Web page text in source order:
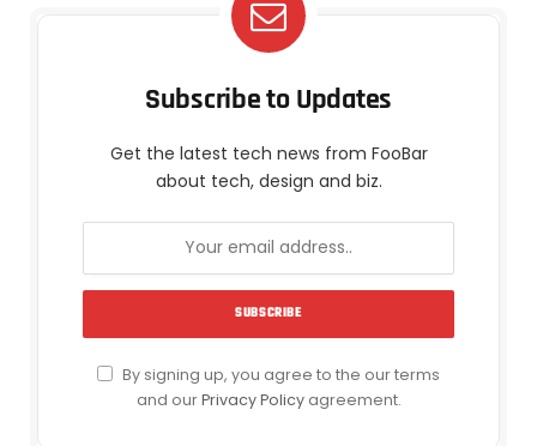
Subscribe to Updates
Get the latest tech news from FooBar
about tech, design and biz.
By signing up, you agree to the our terms
and ourPrivacy Policyagreement.